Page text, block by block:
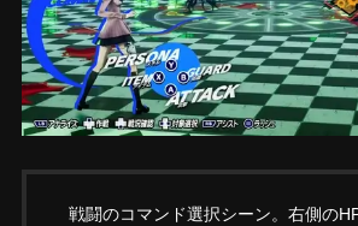
戦闘のコマンド選択シーン。右側の